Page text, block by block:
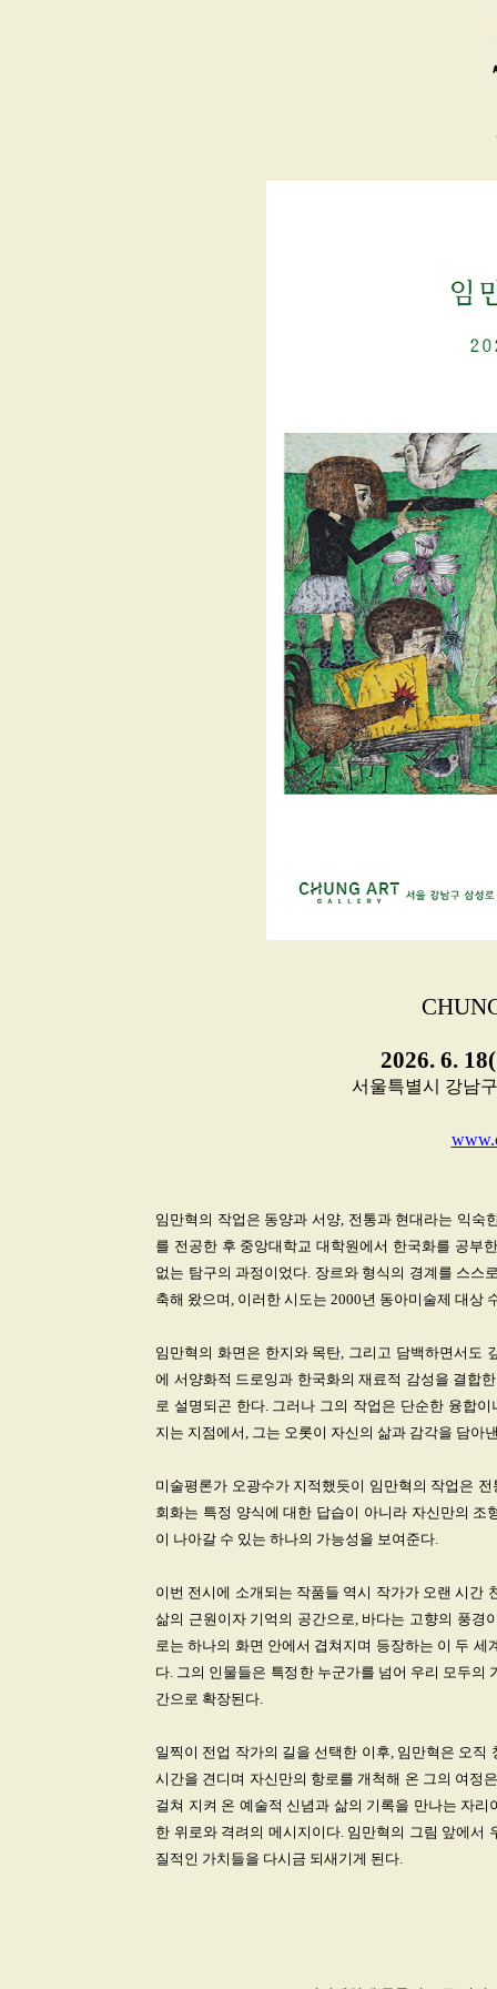
2026. 6.
서울특별시 강남
임만혁의 작업은 동양과 서양, 전통과 현대라는 익
를 전공한 후 중앙대학교 대학원에서 한국화를 공부
없는 탐구의 과정이었다. 장르와 형식의 경계를 스스
축해 왔으며, 이러한 시도는 2000년 동아미술제 대상
임만혁의 화면은 한지와 목탄, 그리고 담백하면서도
에 서양화적 드로잉과 한국화의 재료적 감성을 결합
로 설명되곤 한다. 그러나 그의 작업은 단순한 융합
지는 지점에서, 그는 오롯이 자신의 삶과 감각을 담아
미술평론가 오광수가 지적했듯이 임만혁의 작업은
회화는 특정 양식에 대한 답습이 아니라 자신만의
이 나아갈 수 있는 하나의 가능성을 보여준다.
이번 전시에 소개되는 작품들 역시 작가가 오랜 시간
삶의 근원이자 기억의 공간으로, 바다는 고향의 풍경
로는 하나의 화면 안에서 겹쳐지며 등장하는 이 두
다. 그의 인물들은 특정한 누군가를 넘어 우리 모두의
간으로 확장된다.
일찍이 전업 작가의 길을 선택한 이후, 임만혁은 오
시간을 견디며 자신만의 항로를 개척해 온 그의 여정
걸쳐 지켜 온 예술적 신념과 삶의 기록을 만나는 자
한 위로와 격려의 메시지이다. 임만혁의 그림 앞에서
질적인 가치들을 다시금 되새기게 된다.